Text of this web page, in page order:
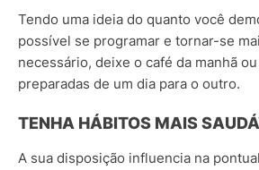
Tendo uma ideia do quanto você
possível se programar e tornar-se
necessário, deixe o café da manhã
preparadas de um dia para o outro.
TENHA HÁBITOS MAIS
A sua disposição influencia na